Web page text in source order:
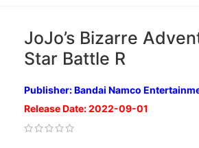
JoJo’s Bizarre
Star Battle R
Publisher: Bandai Namco
Release Date: 2022-09-01